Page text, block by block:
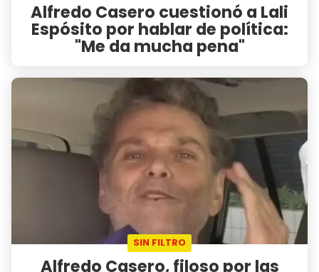
Alfredo Casero cuestionó a Lali
Espósito por hablar de política:
"Me da mucha pena"
SIN FILTRO
Alfredo Casero, filoso por las